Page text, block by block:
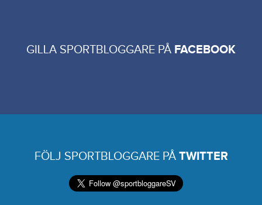
GILLA SPORTBLOGGARE PÅ FACEBOOK
FÖLJ SPORTBLOGGARE PÅ TWITTER